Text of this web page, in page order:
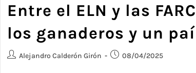
Entre el ELN y las
los ganaderos y un
Alejandro Calderón Girón 08/04/2025